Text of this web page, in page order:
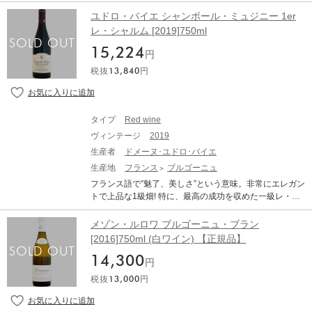
ー、ユドロ・バイエ、ディジョン在住の地主グライヨ氏
（ヴァンサン・ジャニアールにフェルマージュ。フレデ
で販売）、イギリス人のティム・マーシャル（メオ・カ
ミュゼのネゴシアン部門に葡萄を供給）です。 ■2020年
パッケージデザインが変更になっております。この年か
わるようになり、父子によるドメーヌの新たなる出発と
いう意味も込めてリニューアルいたしました。 ■テクニ
ット・レゾネ栽培。化学肥料、除草剤、殺虫剤、防腐剤
は一切使用しない 醸造：除梗100%。天然酵母のみで発
酵。赤は12～16ヶ月間、白は10～12ヶ月間樽熟成。澱引
きはビン詰め前に1回のみ。赤は清澄後、ノンフィルター
1er Cru Les Cras ドメーヌ・ユドロ・バイエ シャンボー
ル・ミュジニー プルミエ・クリュ レ・クラ 生産地：フ
ランス ブルゴーニュ コート・ド・ニュイ シャンボー
ル・ミュジニー 原産地呼称：AOC. CHAMBOLLE MUSIG
NY ぶどう品種：ピノ・ノワール 100% 味わい：赤ワイ
ン 辛口 ミディアムボディ vinous：(92-94) ポイント (92-
uickstep: Burgundy 2020 (Dec 2021) The 2020 Chambol
ルミエ・クリュ。By ニール・マーティン 1981年の設立
以来ネゴシアンへの販売がほとんどだったこのドメーヌ
が、本格的に自社ビン詰めを開始したのは1998年。フラ
ンス空軍のメカニックだったドミニク・ル・グエンが娘
婿としてドメーヌに参画してからです。醸造学校を修了
した後、義父の5代目ベルナール・ユドロから栽培と醸造
の理論と実際を学び、2004年に独り立ちしました。 以降
で、ワインの品質を向上させ続けてきました。15年間以
上にわたってリュット・レゾネ栽培を実践し続けてい
る、実質ビオロジックの古樹畑。刷新を重ねた醸造設
備。そしてドミニク自身の丁寧な仕事ぶりと磨き上げた
職人の技。それらすべてが一体となって、近年の彼の作
ひとつ上の次元に到達したように思われます。 「シャン
ボール・ミュジニー 1er レ・シャルム」は、シャンボー
評されています。ユドロ・バイエは、2区画で合計0.63h
a、樹齢30～55年からなるブドウを使用します。新樽3
ルデザインについて■ 2020年ヴィンテージより、パッケ
ージデザインが変更になっております。この年から次男
うになり、父子によるドメーヌの新たなる出発という意
ユドロ・バイエ シャンボール・ミュジニー 1er
レ・シャルム [2019]750ml
15,224 円
税抜 13,840 円
タイプ
Red wine
ヴィンテージ
2019
生産者
ドメーヌ･ユドロ･バイエ
生産地
フランス
ブルゴーニュ
フランス語で″魅了、美しさ”という意味。非常にエレガン
トで上品な1級畑! 特に、最高の成功を収めた一級レ・シ
ャルムは、このアペラシオンで試飲した中でも最高のプ
ルミエ・クリュ。By ニール・マーティン 2区画で合計0.6
3ha。樹齢30～55年。新樽30%、1回使用樽70%で16ヶ
月間熟成。 "les charmes"フランス語で″魅了、美しさ”と
いう意味です。非常にエレガントで上品なこの一級畑は
まさにネーミング通りの素晴らしいワインです。 ■テク
ニカル情報■ 栽培：実質ビオロジックの極めて厳格なリ
ュット・レゾネ栽培。化学肥料、除草剤、殺虫剤、防腐
メゾン・ルロワ ブルゴーニュ・ブラン
[2016]750ml (白ワイン) 【正規品】
14,300 円
税抜 13,000 円